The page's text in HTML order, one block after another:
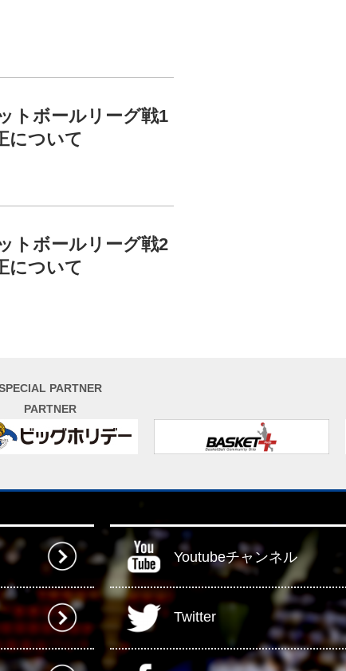
トボールリーグ戦1
について
トボールリーグ戦2
について
PARTNER
PARTNER
Youtubeチャンネル
Twitter